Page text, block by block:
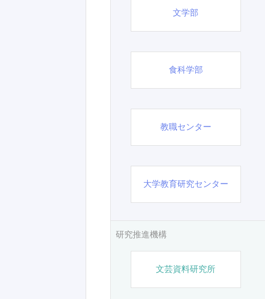
文学部
食科学部
教職センター
大学教育研究センター
研究推進機構
文芸資料研究所